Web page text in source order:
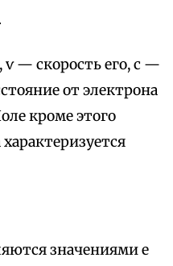
ѵ — скорость его, с —
от электрона
кроме этого
значениями е